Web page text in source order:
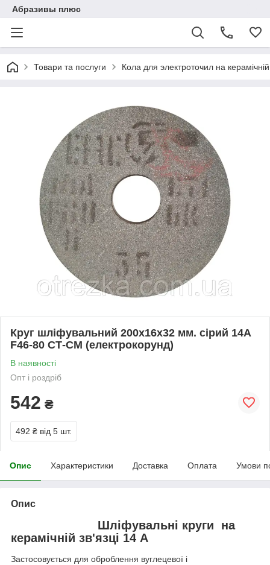
Абразивы плюс
Товари та послуги Кола для электроточил на керамічній
Круг шліфувальний 200х16х32 мм. сірий 14А
F46-80 СТ-СМ (електрокорунд)
В наявності
Опт і роздріб
542 ₴
492 ₴ від 5 шт.
Опис Характеристики Доставка Оплата Умови
Опис
Шліфувальні круги на
керамічній зв'язці 14 А
Застосовується для оброблення вуглецевої і